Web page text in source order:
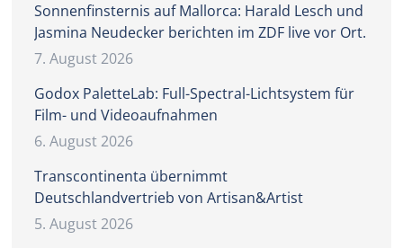
Sonnenfinsternis auf Mallorca: Harald Lesch und
Jasmina Neudecker berichten im ZDF live vor Ort.
7. August 2026
Godox PaletteLab: Full-Spectral-Lichtsystem für
Film- und Videoaufnahmen
6. August 2026
Transcontinenta übernimmt
Deutschlandvertrieb von Artisan&Artist
5. August 2026